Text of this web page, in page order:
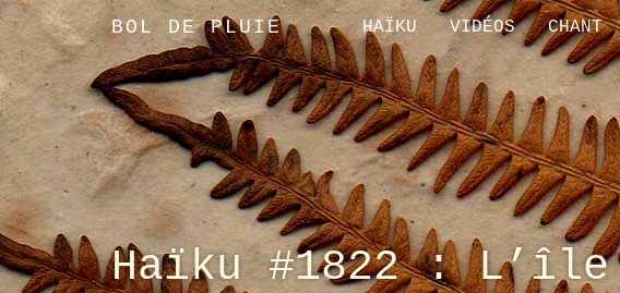
BOL DE PLUIE HAÏKU VIDÉOS CHANT
Haïku #1822 : L’île